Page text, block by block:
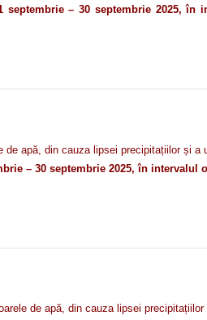
septembrie – 30 septembrie 2025, în
apă, din cauza lipsei precipitațiilor și
– 30 septembrie 2025, în intervalul
de apă, din cauza lipsei